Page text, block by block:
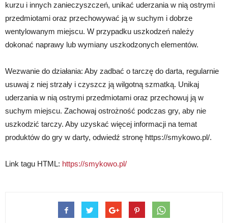
kurzu i innych zanieczyszczeń, unikać uderzania w nią ostrymi
przedmiotami oraz przechowywać ją w suchym i dobrze
wentylowanym miejscu. W przypadku uszkodzeń należy
dokonać naprawy lub wymiany uszkodzonych elementów.
Wezwanie do działania: Aby zadbać o tarczę do darta, regularnie
usuwaj z niej strzały i czyszcz ją wilgotną szmatką. Unikaj
uderzania w nią ostrymi przedmiotami oraz przechowuj ją w
suchym miejscu. Zachowaj ostrożność podczas gry, aby nie
uszkodzić tarczy. Aby uzyskać więcej informacji na temat
produktów do gry w darty, odwiedź stronę https://smykowo.pl/.
Link tagu HTML: https://smykowo.pl/